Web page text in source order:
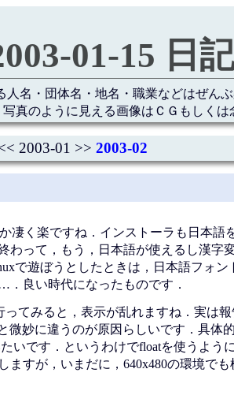
01-15 日記
人名・団体名・地名・職業などはぜん
真のように見える画像はＣＧもしくは
2003-01 >> 2003-02
凄く楽ですね．インストーラも日本語
わって，もう，日本語が使えるし漢字
で遊ぼうとしたときは，日本語フォン
良い時代になったものです．
てみると，表示が乱れますね．実は
微妙に違うのが原因らしいです．具体
いです．というわけでfloatを使うよう
すが，いまだに，640x480の環境で